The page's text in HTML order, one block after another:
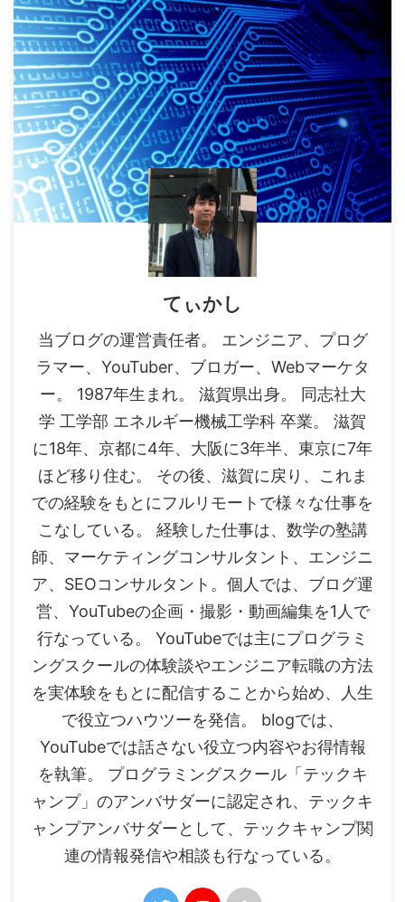
てぃかし
当ブログの運営責任者。 エンジニア、プログ
ラマー、YouTuber、ブロガー、Webマーケタ
ー。 1987年生まれ。 滋賀県出身。 同志社大
学 工学部 エネルギー機械工学科 卒業。 滋賀
に18年、京都に4年、大阪に3年半、東京に7年
ほど移り住む。 その後、滋賀に戻り、これま
での経験をもとにフルリモートで様々な仕事を
こなしている。 経験した仕事は、数学の塾講
師、マーケティングコンサルタント、エンジニ
ア、SEOコンサルタント。個人では、ブログ運
営、YouTubeの企画・撮影・動画編集を1人で
行なっている。 YouTubeでは主にプログラミ
ングスクールの体験談やエンジニア転職の方法
を実体験をもとに配信することから始め、人生
で役立つハウツーを発信。 blogでは、
YouTubeでは話さない役立つ内容やお得情報
を執筆。 プログラミングスクール「テックキ
ャンプ」のアンバサダーに認定され、テックキ
ャンプアンバサダーとして、テックキャンプ関
連の情報発信や相談も行なっている。